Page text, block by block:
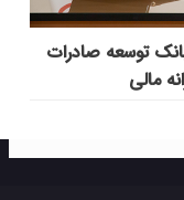
بانک توسعه صادرات
مالی